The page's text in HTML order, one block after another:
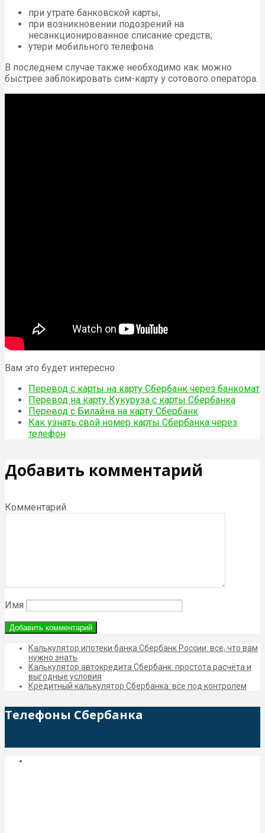
при утрате банковской карты;
при возникновении подозрений на
несанкционированное списание средств;
утери мобильного телефона.
В последнем случае также необходимо как можно
быстрее заблокировать сим-карту у сотового оператора.
Вам это будет интересно
Перевод с карты на карту Сбербанк через банкомат
Перевод на карту Кукуруза с карты Сбербанка
Перевод с Билайна на карту Сбербанк
Как узнать свой номер карты Сбербанка через
телефон
Добавить комментарий
Комментарий
Имя
Калькулятор ипотеки банка Сбербанк России: все, что вам
нужно знать
Калькулятор автокредита Сбербанк: простота расчёта и
выгодные условия
Кредитный калькулятор Сбербанка: все под контролем
Телефоны Сбербанка